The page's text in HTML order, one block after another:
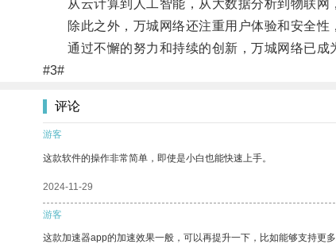
从云计算到人工智能，从大数据分析到物联网
除此之外，万城网络还注重用户体验和安全性
通过不懈的努力和持续的创新，万城网络已成
#3#
评论
游客
这款软件的操作非常简单，即使是小白也能快速上手。
2024-11-29
游客
这款加速器app的加速效果一般，可以再提升一下，比如能够支持更多